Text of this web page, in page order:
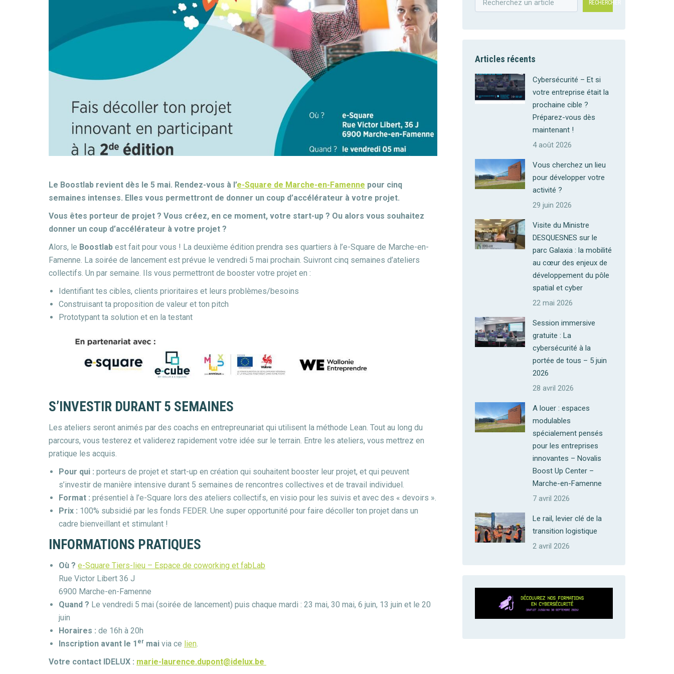
Le Boostlab revient dès le 5 mai. Rendez-vous à l’e-Square de Marche-en-Famenne pour cinq
semaines intenses. Elles vous permettront de donner un coup d’accélérateur à votre projet.
Vous êtes porteur de projet ? Vous créez, en ce moment, votre start-up ? Ou alors vous souhaitez
donner un coup d’accélérateur à votre projet ?
Alors, le Boostlab est fait pour vous ! La deuxième édition prendra ses quartiers à l’e-Square de Marche-en-
Famenne. La soirée de lancement est prévue le vendredi 5 mai prochain. Suivront cinq semaines d’ateliers
collectifs. Un par semaine. Ils vous permettront de booster votre projet en :
Identifiant tes cibles, clients prioritaires et leurs problèmes/besoins
Construisant ta proposition de valeur et ton pitch
Prototypant ta solution et en la testant
S’INVESTIR DURANT 5 SEMAINES
Les ateliers seront animés par des coachs en entrepreunariat qui utilisent la méthode Lean. Tout au long du
parcours, vous testerez et validerez rapidement votre idée sur le terrain. Entre les ateliers, vous mettrez en
pratique les acquis.
Pour qui : porteurs de projet et start-up en création qui souhaitent booster leur projet, et qui peuvent
s’investir de manière intensive durant 5 semaines de rencontres collectives et de travail individuel.
Format : présentiel à l’e-Square lors des ateliers collectifs, en visio pour les suivis et avec des « devoirs ».
Prix : 100% subsidié par les fonds FEDER. Une super opportunité pour faire décoller ton projet dans un
cadre bienveillant et stimulant !
INFORMATIONS PRATIQUES
Où ? e-Square Tiers-lieu – Espace de coworking et fabLab
Rue Victor Libert 36 J
6900 Marche-en-Famenne
Quand ? Le vendredi 5 mai (soirée de lancement) puis chaque mardi : 23 mai, 30 mai, 6 juin, 13 juin et le 20
juin
Horaires : de 16h à 20h
Inscription avant le 1 er mai via ce lien.
Votre contact IDELUX : marie-laurence.dupont@idelux.be
RECHERCHER
Articles récents
Cybersécurité – Et si
votre entreprise était la
prochaine cible ?
Préparez-vous dès
maintenant !
4 août 2026
Vous cherchez un lieu
pour développer votre
activité ?
29 juin 2026
Visite du Ministre
DESQUESNES sur le
parc Galaxia : la mobilité
au cœur des enjeux de
développement du pôle
spatial et cyber
22 mai 2026
Session immersive
gratuite : La
cybersécurité à la
portée de tous – 5 juin
2026
28 avril 2026
A louer : espaces
modulables
spécialement pensés
pour les entreprises
innovantes – Novalis
Boost Up Center –
Marche-en-Famenne
7 avril 2026
Le rail, levier clé de la
transition logistique
2 avril 2026